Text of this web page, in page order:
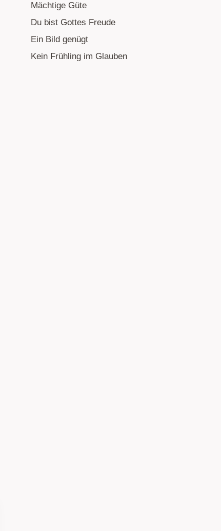
Mächtige Güte
Du bist Gottes Freude
Ein Bild genügt
Kein Frühling im Glauben